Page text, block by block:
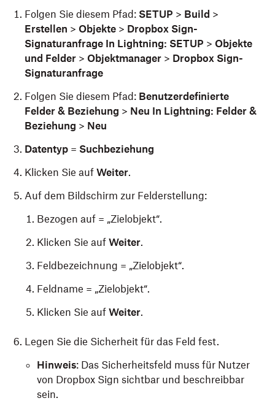
Folgen Sie diesem Pfad: SETUP > Build >
Erstellen > Objekte > Dropbox Sign-
Signaturanfrage In Lightning: SETUP > Objekte
und Felder > Objektmanager > Dropbox Sign-
Signaturanfrage
Folgen Sie diesem Pfad: Benutzerdefinierte
Felder & Beziehung > Neu In Lightning: Felder &
Beziehung > Neu
Datentyp = Suchbeziehung
Klicken Sie auf Weiter.
Auf dem Bildschirm zur Felderstellung:
Bezogen auf = „Zielobjekt“.
Klicken Sie auf Weiter.
Feldbezeichnung = „Zielobjekt“.
Feldname = „Zielobjekt“.
Klicken Sie auf Weiter.
Legen Sie die Sicherheit für das Feld fest.
Hinweis: Das Sicherheitsfeld muss für Nutzer
von Dropbox Sign sichtbar und beschreibbar
sein.